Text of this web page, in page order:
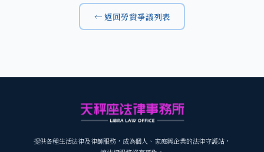
← 返回勞資爭議列表
提供各種生活法律及律師服務，成為個人、家庭與企業的法律守護站，